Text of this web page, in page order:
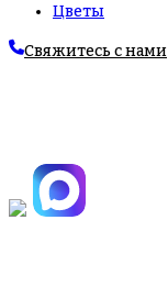
Цветы
Свяжитесь с нами